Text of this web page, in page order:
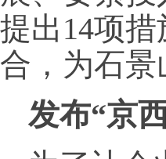
提出14项
合，为石
发布“京